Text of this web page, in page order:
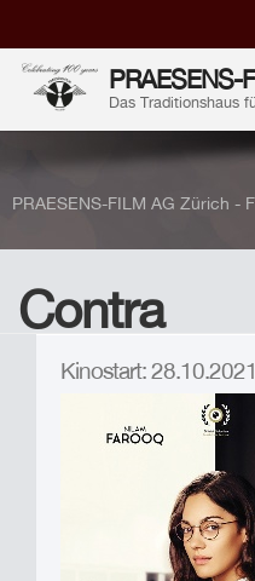
PRAESENS-
Das Traditionshaus
PRAESENS-FILM AG Zürich -
Contra
Kinostart: 28.10.2021